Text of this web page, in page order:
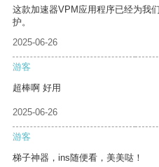
这款加速器VPM应用程序已经为我
护。
2025-06-26
游客
超棒啊 好用
2025-06-26
游客
梯子神器，ins随便看，美美哒！